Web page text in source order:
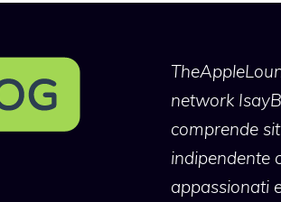
network
comprende
indipendente
appassionati